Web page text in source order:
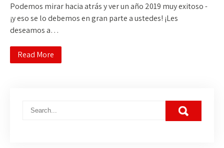
Podemos mirar hacia atrás y ver un año 2019 muy exitoso -
¡y eso se lo debemos en gran parte a ustedes! ¡Les
deseamos a…
Read More